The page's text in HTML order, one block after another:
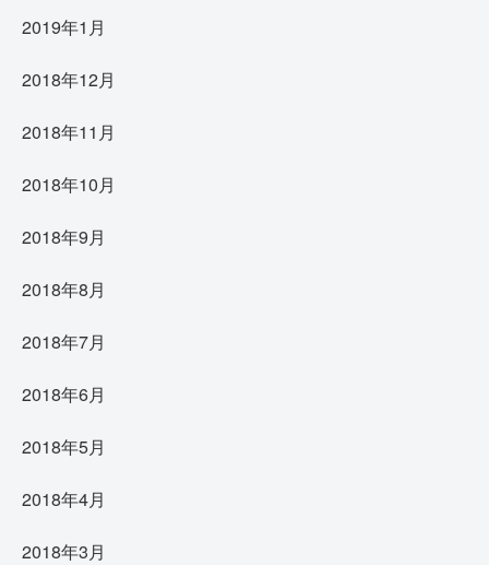
2019年1月
2018年12月
2018年11月
2018年10月
2018年9月
2018年8月
2018年7月
2018年6月
2018年5月
2018年4月
2018年3月